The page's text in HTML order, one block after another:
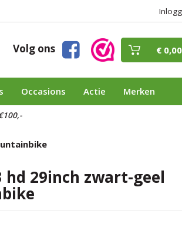
Volg ons € 0,00
Occasions Actie Merken
hd 29inch zwart-geel